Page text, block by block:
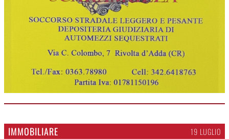
IMMOBILIARE 19 LUGLIO